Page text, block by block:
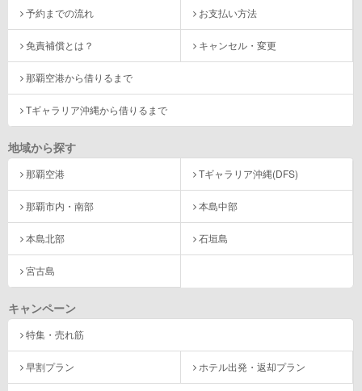
予約までの流れ お支払い方法
免責補償とは？ キャンセル・変更
那覇空港から借りるまで
Tギャラリア沖縄から借りるまで
地域から探す
那覇空港 Tギャラリア沖縄(DFS)
那覇市内・南部 本島中部
本島北部 石垣島
宮古島
キャンペーン
特集・売れ筋
早割プラン ホテル出発・返却プラン